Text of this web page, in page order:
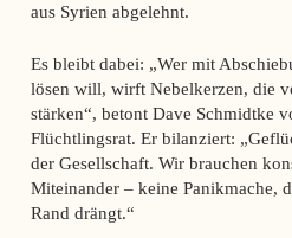
aus Syrien abgelehnt.
Es bleibt dabei: „Wer mit
lösen will, wirft Nebelkerzen, die
stärken“, betont Dave Schmidtke
Flüchtlingsrat. Er bilanziert:
der Gesellschaft. Wir brauchen
Miteinander – keine Panikmache,
Rand drängt.“